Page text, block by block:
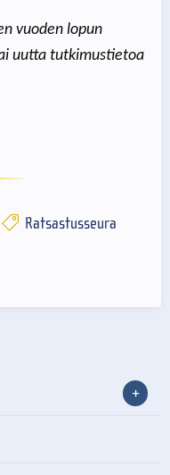
vuoden lopun
uutta tutkimustietoa
Ratsastusseura